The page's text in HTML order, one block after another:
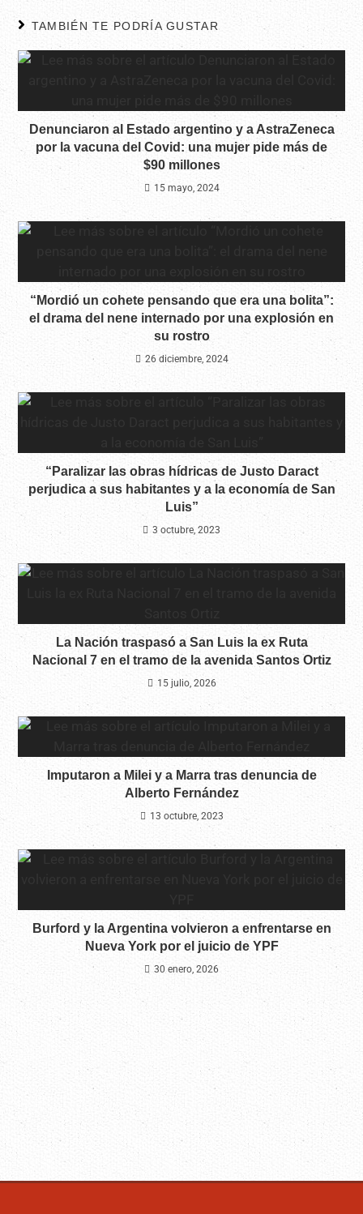
TAMBIÉN TE PODRÍA GUSTAR
Denunciaron al Estado argentino y a AstraZeneca
por la vacuna del Covid: una mujer pide más de
$90 millones
15 mayo, 2024
“Mordió un cohete pensando que era una bolita”:
el drama del nene internado por una explosión en
su rostro
26 diciembre, 2024
“Paralizar las obras hídricas de Justo Daract
perjudica a sus habitantes y a la economía de San
Luis”
3 octubre, 2023
La Nación traspasó a San Luis la ex Ruta
Nacional 7 en el tramo de la avenida Santos Ortiz
15 julio, 2026
Imputaron a Milei y a Marra tras denuncia de
Alberto Fernández
13 octubre, 2023
Burford y la Argentina volvieron a enfrentarse en
Nueva York por el juicio de YPF
30 enero, 2026